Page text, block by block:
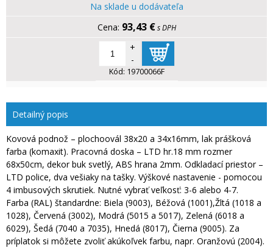
Na sklade u dodávateľa
93,43 € s DPH
+
-
Kód: 19700066F
Detailný popis
Kovová podnož – plochoovál 38x20 a 34x16mm, lak prášková
farba (komaxit). Pracovná doska – LTD hr.18 mm rozmer
68x50cm, dekor buk svetlý, ABS hrana 2mm. Odkladací priestor –
LTD police, dva vešiaky na tašky. Výškové nastavenie - pomocou
4 imbusových skrutiek. Nutné vybrať veľkosť: 3-6 alebo 4-7.
Farba (RAL) štandardne: Biela (9003), Béžová (1001),Žltá (1018 a
1028), Červená (3002), Modrá (5015 a 5017), Zelená (6018 a
6029), Šedá (7040 a 7035), Hnedá (8017), Čierna (9005). Za
príplatok si môžete zvoliť akúkoľvek farbu, napr. Oranžovú (2004).